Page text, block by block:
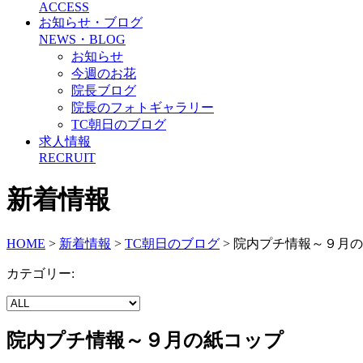
ACCESS
お知らせ・ブログ
NEWS・BLOG
お知らせ
今週のお花
院長ブログ
院長のフォトギャラリー
TC朝日のブログ
求人情報
RECRUIT
新着情報
HOME > 新着情報 > TC朝日のブログ > 院内プチ情報～９月
カテゴリー:
院内プチ情報～９月の紙コップ